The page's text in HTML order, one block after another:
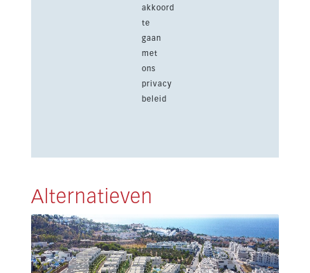
akkoord
te
gaan
met
ons
privacy
beleid
Alternatieven